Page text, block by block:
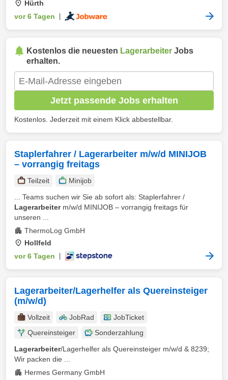
Hürth
vor 6 Tagen
Kostenlos die neuesten Lagerarbeiter Jobs
erhalten.
Jetzt passende Jobs erhalten
Kostenlos. Jederzeit mit einem Klick abbestellbar.
Staplerfahrer / Lagerarbeiter m/w/d MINIJOB
– vorrangig freitags
Teilzeit
Minijob
... Teams suchen wir Sie ab sofort als: Staplerfahrer /
Lagerarbeiterm/w/d MINIJOB – vorrangig freitags für
unseren ...
ThermoLog GmbH
Hollfeld
vor 6 Tagen
Lagerarbeiter/Lagerhelfer als Quereinsteiger
(m/w/d)
Vollzeit JobRad
JobTicket
Quereinsteiger
Sonderzahlung
Lagerarbeiter/Lagerhelfer als Quereinsteiger m/w/d & 8239;
Wir packen die ...
Hermes Germany GmbH